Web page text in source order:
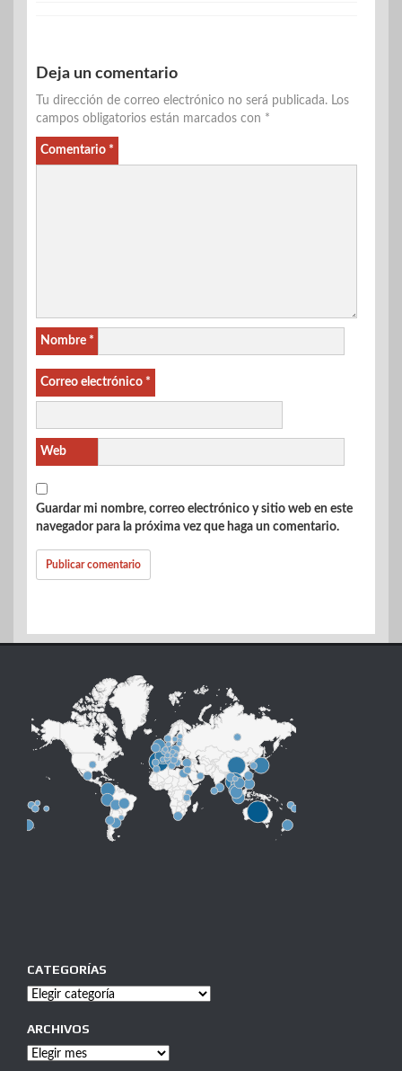
Deja un comentario
Tu dirección de correo electrónico no será publicada. Los
campos obligatorios están marcados con *
Comentario *
Nombre *
Correo electrónico *
Web
Guardar mi nombre, correo electrónico y sitio web en este
navegador para la próxima vez que haga un comentario.
CATEGORÍAS
Categorías
ARCHIVOS
Archivos